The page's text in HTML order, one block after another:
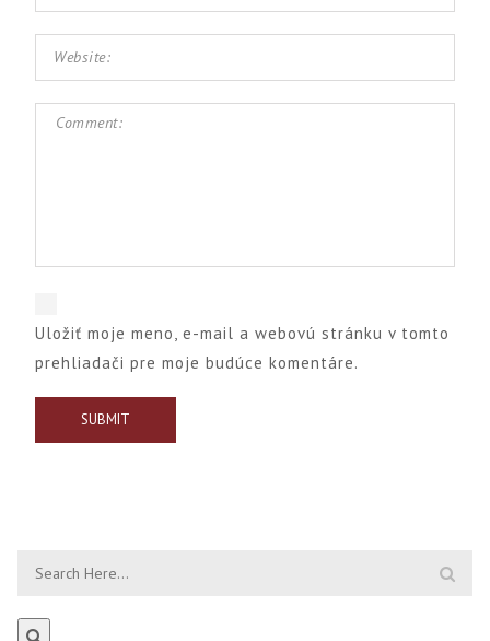
Uložiť moje meno, e-mail a webovú stránku v tomto
prehliadači pre moje budúce komentáre.